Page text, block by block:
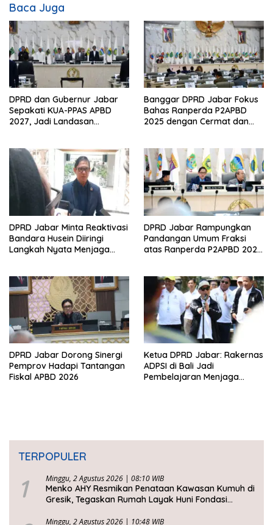
Baca Juga
DPRD dan Gubernur Jabar
Sepakati KUA-PPAS APBD
2027, Jadi Landasan
Banggar DPRD Jabar Fokus
Bahas Ranperda P2APBD
2025 dengan Cermat dan
DPRD Jabar Minta Reaktivasi
Bandara Husein Diiringi
Langkah Nyata Menjaga
DPRD Jabar Rampungkan
Pandangan Umum Fraksi
atas Ranperda P2APBD 2025,
DPRD Jabar Dorong Sinergi
Pemprov Hadapi Tantangan
Fiskal APBD 2026
Ketua DPRD Jabar: Rakernas
ADPSI di Bali Jadi
Pembelajaran Menjaga
TERPOPULER
1 Minggu, 2 Agustus 2026 | 08:10 WIB
Menko AHY Resmikan Penataan Kawasan Kumuh di
Gresik, Tegaskan Rumah Layak Huni Fondasi
Minggu, 2 Agustus 2026 | 10:48 WIB